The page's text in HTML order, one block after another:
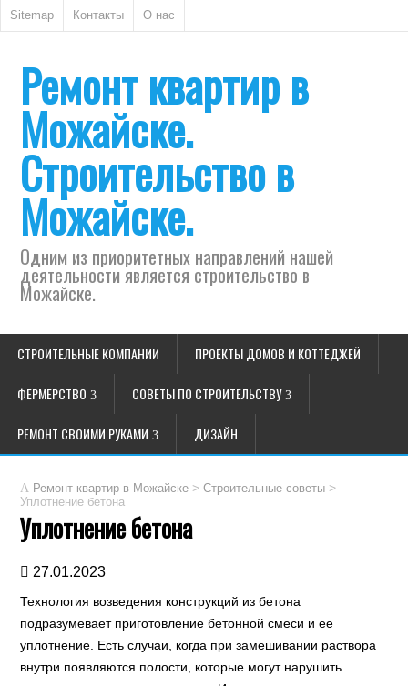
Sitemap Контакты О нас
Ремонт квартир в
Можайске.
Строительство в
Можайске.
Одним из приоритетных направлений нашей
деятельности является строительство в
Можайске.
СТРОИТЕЛЬНЫЕ КОМПАНИИ ПРОЕКТЫ ДОМОВ И КОТТЕДЖЕЙ
ФЕРМЕРСТВО СОВЕТЫ ПО СТРОИТЕЛЬСТВУ
РЕМОНТ СВОИМИ РУКАМИ ДИЗАЙН
Ремонт квартир в Можайске >Строительные советы >
Уплотнение бетона
Уплотнение бетона
27.01.2023
Технология возведения конструкций из бетона
подразумевает приготовление бетонной смеси и ее
уплотнение. Есть случаи, когда при замешивании раствора
внутри появляются полости, которые могут нарушить